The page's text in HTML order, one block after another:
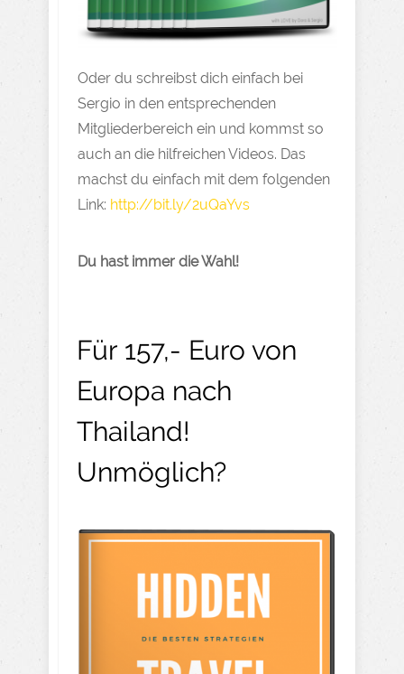
Oder du schreibst dich einfach bei
Sergio in den entsprechenden
Mitgliederbereich ein und kommst so
auch an die hilfreichen Videos. Das
machst du einfach mit dem folgenden
Link: http://bit.ly/2uQaYvs
Du hast immer die Wahl!​
Für 157,- Euro von
Europa nach
Thailand!
Unmöglich?